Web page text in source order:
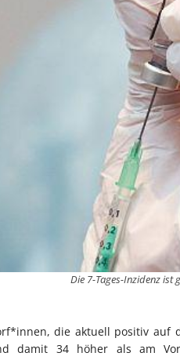
Die 7-Tages-Inzidenz ist
die aktuell positiv auf
damit 34 höher als am